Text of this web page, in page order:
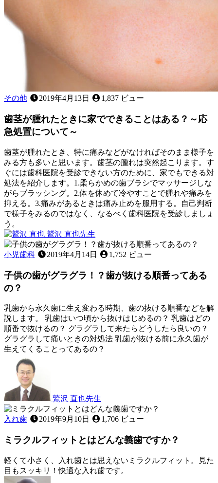
と
は
で
す
か？
その他 2019年4月13日 1,837 ビュー
歯茎が腫れたときに家でできることはある？～応
急処置について～
歯茎が腫れたとき、特に痛みなどがなければそのまま様子を
みる方も多いと思います。歯茎の腫れは突然起こります。す
ぐには歯科医院を受診できない方のために、家でもできる対
処法を紹介します。1.柔らかめの歯ブラシでマッサージしな
がらブラッシング。2.体を休めて冷やすことで腫れや痛みを
抑える。3.痛みがあるときは痛み止めを服用する。自己判断
で様子をみるのではなく、なるべく歯科医院を受診しましょ
う。
鷲沢 直也先生
歯
み
き,
き
年
11
12
日
歯
茎
腫
れ
た
と
き
に
家
で
と
は
あ
～
急
処
置
小児歯科 2019年4月14日 1,752 ビュー
子供の歯がグラグラ！？歯が抜ける順番ってある
の？
乳歯から永久歯に生え変わる時期、歯の抜ける順番などを解
説します。 乳歯はいつ頃から抜けはじめるの？ 乳歯はどの
順番で抜けるの？ グラグラして来たらどうしたら良いの？
グラグラして痛いときの対処法 乳歯が抜ける前に永久歯が
生えてくることってあるの？
鷲沢 直也先生
日
子
供
歯
グ
ラ
入れ歯 2019年9月10日 1,706 ビュー
ミラクルフィットとはどんな義歯ですか？
軽くて小さく、入れ歯とは思えないミラクルフィット。見た
目もスッキリ！快適な入れ歯です。